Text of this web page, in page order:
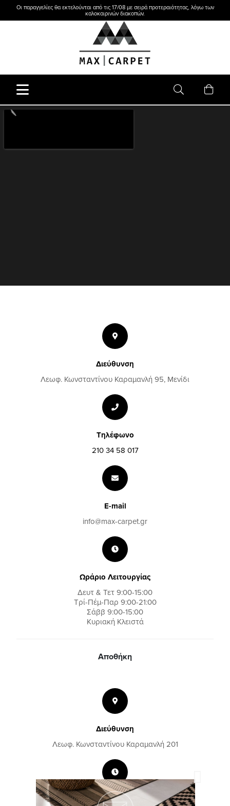
Οι παραγγελίες θα εκτελούνται από τις 17/08 με σειρά προτεραιότητας, λόγω των
καλοκαιρινών διακοπών.
Διεύθυνση
Λεωφ. Κωνσταντίνου Καραμανλή 95, Μενίδι
Τηλέφωνο
210 34 58 017
E-mail
info@max-carpet.gr
Ωράριο Λειτουργίας
Δευτ & Τετ 9:00-15:00
Τρί-Πέμ-Παρ 9:00-21:00
Σάββ 9:00-15:00
Κυριακή Κλειστά
Αποθήκη
Διεύθυνση
Λεωφ. Κωνσταντίνου Καραμανλή 201
Ωράριο Λειτουργίας